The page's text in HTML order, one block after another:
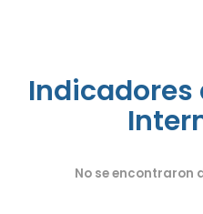
Indicadores
No se encontraron